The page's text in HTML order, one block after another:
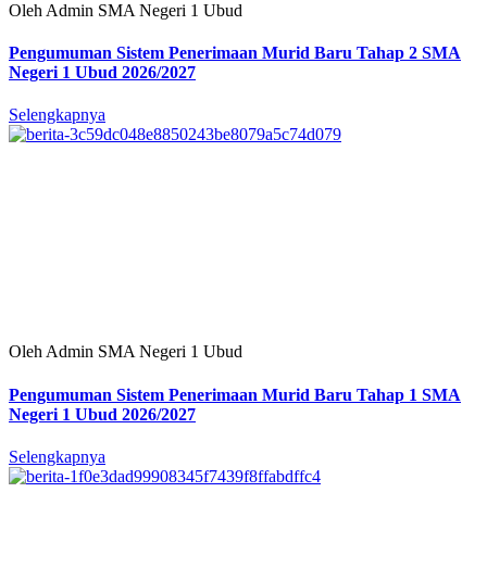
Oleh Admin SMA Negeri 1 Ubud
Pengumuman Sistem Penerimaan Murid Baru Tahap 2 SMA
Negeri 1 Ubud 2026/2027
Selengkapnya
Oleh Admin SMA Negeri 1 Ubud
Pengumuman Sistem Penerimaan Murid Baru Tahap 1 SMA
Negeri 1 Ubud 2026/2027
Selengkapnya